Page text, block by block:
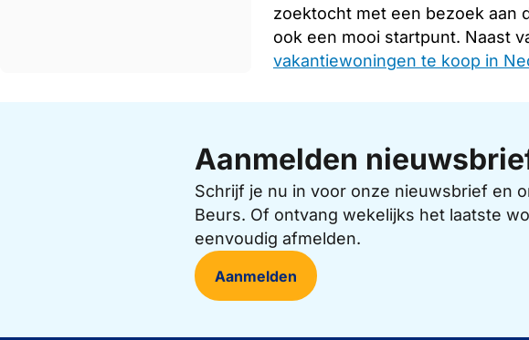
zoektocht met een bezoek aan
ook een mooi startpunt. Naast
vakantiewoningen te koop in
Aanmelden
Schrijf je nu in voor onze nieuwsbrief en
Beurs. Of ontvang wekelijks het laatste
eenvoudig afmelden.
Aanmelden